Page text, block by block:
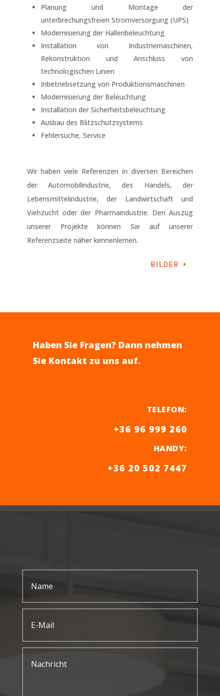
Planung und Montage der
unterbrechungsfreien Stromversorgung (UPS)
Modernisierung der Hallenbeleuchtung
Installation von Industriemaschinen,
Rekonstruktion und Anschluss von
technologischen Linien
Inbetriebsetzung von Produktionsmaschinen
Modernisierung der Beleuchtung
Installation der Sicherheitsbeleuchtung
Ausbau des Blitzschutzsystems
Fehlersuche, Service
Wir haben viele Referenzen in diversen Bereichen
der Automobilindustrie, des Handels, der
Lebensmittelindustrie, der Landwirtschaft und
Viehzucht oder der Pharmaindustrie. Den Auszug
unserer Projekte können Sie auf unserer
Referenzseite näher kennenlernen.
BILDER
Haben Sie Fragen? Dann nehmen
Sie Kontakt zu uns auf.
TELEFON:
+36 96 999 260
HANDY:
+36 20 502 7447